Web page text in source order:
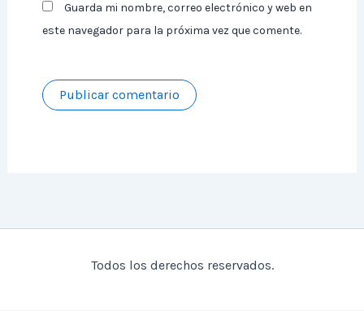
Guarda mi nombre, correo electrónico y web en
este navegador para la próxima vez que comente.
Todos los derechos reservados.